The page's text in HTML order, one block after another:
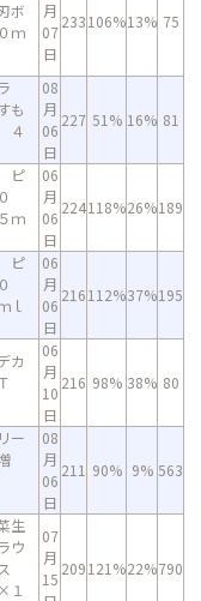
ボ
ｍ
月
07
日
233106%13% 75
も
４
08
月
06
日
227 51% 16% 81
ピ
ｍ
06
月
06
日
224118%26%189
ピ
ｌ
06
月
06
日
216112%37%195
カ
06
月
10
日
216 98% 38% 80
ー
08
月
06
日
211 90% 9% 563
生
ウ
１
07
月
15
209121%22%790